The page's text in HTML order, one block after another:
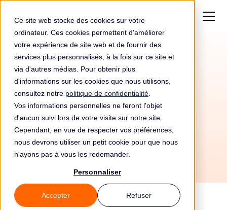
Ce site web stocke des cookies sur votre
ordinateur. Ces cookies permettent d'améliorer
votre expérience de site web et de fournir des
services plus personnalisés, à la fois sur ce site et
via d'autres médias. Pour obtenir plus
d'informations sur les cookies que nous utilisons,
consultez notre politique de confidentialité
Vos informations personnelles ne feront l'objet
d'aucun suivi lors de votre visite sur notre site.
Cependant, en vue de respecter vos préférences,
nous devrons utiliser un petit cookie pour que nous
n'ayons pas à vous les redemander.
Personnaliser
Accepter Refuser